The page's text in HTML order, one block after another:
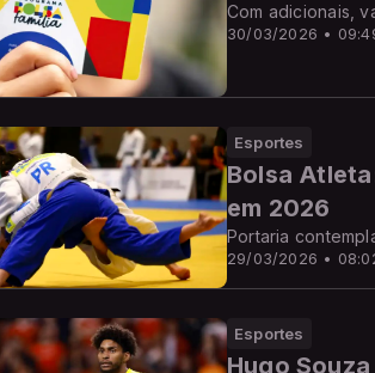
30/03/2026 •
Com adicionais,
Esportes
29/03/2026 •
Bolsa
em 2026
Portaria
Esportes
Hugo